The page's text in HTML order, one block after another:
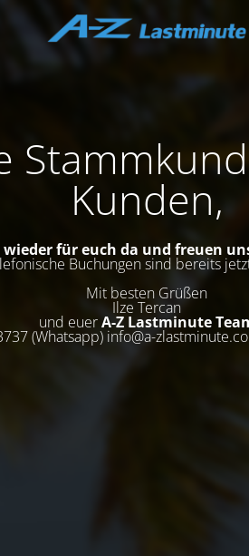
Kunden,
für euch da und freuen
Buchungen sind bereits
Mit besten Grüßen
Ilze Tercan
und euerA-Z Lastminute
(Whatsapp) info@a-